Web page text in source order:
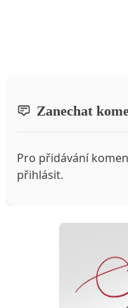
Zanechat
Pro přidávání
přihlásit.